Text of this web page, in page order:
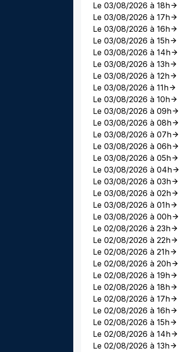
Le 03/08/2026 à 18h
Le 03/08/2026 à 17h
Le 03/08/2026 à 16h
Le 03/08/2026 à 15h
Le 03/08/2026 à 14h
Le 03/08/2026 à 13h
Le 03/08/2026 à 12h
Le 03/08/2026 à 11h
Le 03/08/2026 à 10h
Le 03/08/2026 à 09h
Le 03/08/2026 à 08h
Le 03/08/2026 à 07h
Le 03/08/2026 à 06h
Le 03/08/2026 à 05h
Le 03/08/2026 à 04h
Le 03/08/2026 à 03h
Le 03/08/2026 à 02h
Le 03/08/2026 à 01h
Le 03/08/2026 à 00h
Le 02/08/2026 à 23h
Le 02/08/2026 à 22h
Le 02/08/2026 à 21h
Le 02/08/2026 à 20h
Le 02/08/2026 à 19h
Le 02/08/2026 à 18h
Le 02/08/2026 à 17h
Le 02/08/2026 à 16h
Le 02/08/2026 à 15h
Le 02/08/2026 à 14h
Le 02/08/2026 à 13h